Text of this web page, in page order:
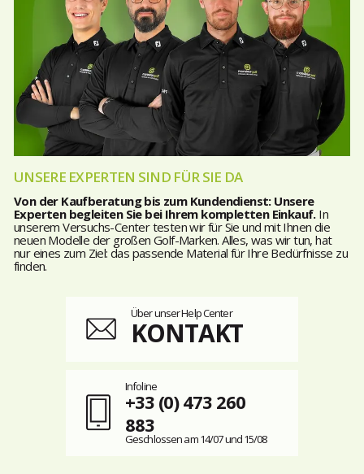
UNSERE EXPERTEN SIND FÜR SIE DA
Von der Kaufberatung bis zum Kundendienst: Unsere
Experten begleiten Sie bei Ihrem kompletten Einkauf.In
unserem Versuchs-Center testen wir für Sie und mit Ihnen die
neuen Modelle der großen Golf-Marken. Alles, was wir tun, hat
nur eines zum Ziel: das passende Material für Ihre Bedürfnisse zu
finden.
Über unser Help Center
KONTAKT
Infoline
+33 (0) 473 260
883
Geschlossen am 14/07 und 15/08